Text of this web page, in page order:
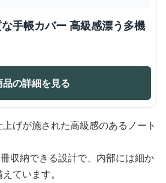
手帳カバー 高級感漂う多機
品の詳細を見る
げが施された高級感のあるノート
収納できる設計で、内部には細か
ています。